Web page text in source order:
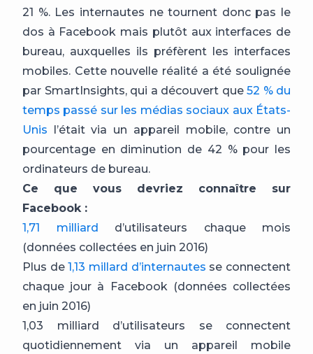
21 %. Les internautes ne tournent donc pas le
dos à Facebook mais plutôt aux interfaces de
bureau, auxquelles ils préfèrent les interfaces
mobiles. Cette nouvelle réalité a été soulignée
par SmartInsights, qui a découvert que 52 % du
temps passé sur les médias sociaux aux États-
Unis l’était via un appareil mobile, contre un
pourcentage en diminution de 42 % pour les
ordinateurs de bureau.
Ce que vous devriez connaître sur
Facebook :
1,71 milliard d’utilisateurs chaque mois
(données collectées en juin 2016)
Plus de1,13 millard d’internautes se connectent
chaque jour à Facebook (données collectées
en juin 2016)
1,03 milliard d’utilisateurs se connectent
quotidiennement via un appareil mobile